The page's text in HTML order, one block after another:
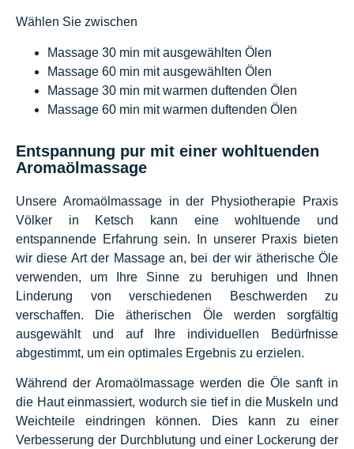
Wählen Sie zwischen
Massage 30 min mit ausgewählten Ölen
Massage 60 min mit ausgewählten Ölen
Massage 30 min mit warmen duftenden Ölen
Massage 60 min mit warmen duftenden Ölen
Entspannung pur mit einer wohltuenden
Aromaölmassage
Unsere Aromaölmassage in der Physiotherapie Praxis
Völker in Ketsch kann eine wohltuende und
entspannende Erfahrung sein. In unserer Praxis bieten
wir diese Art der Massage an, bei der wir ätherische Öle
verwenden, um Ihre Sinne zu beruhigen und Ihnen
Linderung von verschiedenen Beschwerden zu
verschaffen. Die ätherischen Öle werden sorgfältig
ausgewählt und auf Ihre individuellen Bedürfnisse
abgestimmt, um ein optimales Ergebnis zu erzielen.
Während der Aromaölmassage werden die Öle sanft in
die Haut einmassiert, wodurch sie tief in die Muskeln und
Weichteile eindringen können. Dies kann zu einer
Verbesserung der Durchblutung und einer Lockerung der